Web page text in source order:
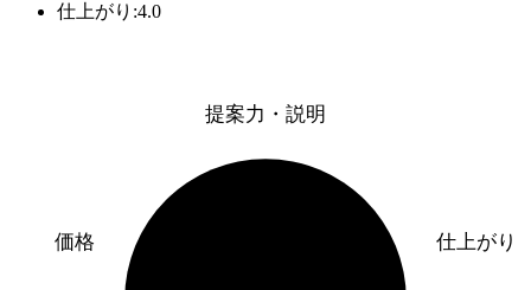
仕上がり:4.0
提案力・説明
仕上がり
価格